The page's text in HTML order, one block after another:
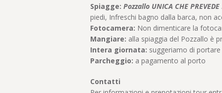
Spiagge: Pozzallo UNICA CHE
piedi, Infreschi bagno dalla barca, non
Fotocamera: Non dimenticare la
Mangiare: alla spiaggia del Pozzallo è
Intera giornata: suggeriamo di
Parcheggio: a pagamento al porto
Contatti